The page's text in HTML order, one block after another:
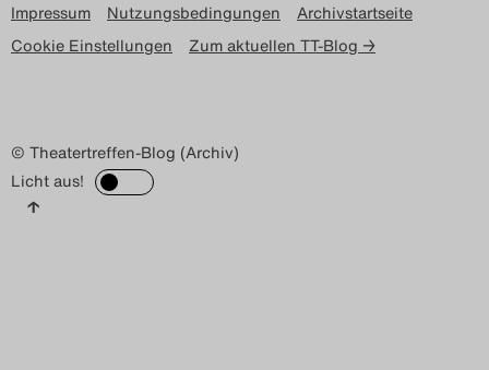
Impressum Nutzungsbedingungen
Archivstartseite
Cookie Einstellungen
Zum aktuellen TT-Blog →
© Theatertreffen-Blog (Archiv)
Licht aus!
↑